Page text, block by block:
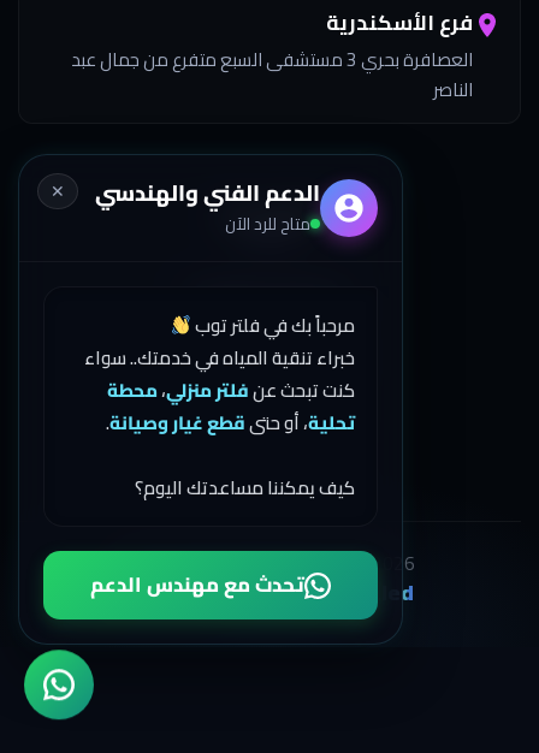
فرع الأسكندرية
العصافرة بحري 3 مستشفى السبع متفرع من جمال عبد
الناصر
اتصل بنا
01558000886
035563552
All Rights Reserved Filter Top © 2026
Developed and Designed by
Khaled
✕ الدعم الفني والهندسي
متاح للرد الآن
مرحباً بك في فلتر توب
خبراء تنقية المياه في خدمتك.. سواء
كنت تبحث عنفلتر منزلي،محطة
تحلية، أو حتىقطع غيار وصيانة.
كيف يمكننا مساعدتك اليوم؟
تحدث مع مهندس الدعم